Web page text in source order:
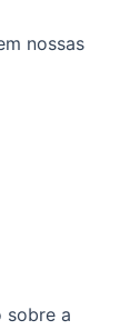
nossas
sobre a